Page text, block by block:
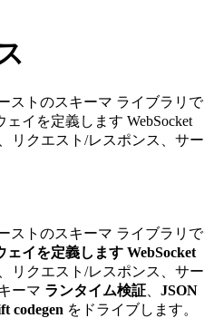
ストのスキーマ ライブラリで
イを定義します WebSocket
リクエスト/レスポンス、サー
ストのスキーマ ライブラリで
ェイを定義します WebSocket
リクエスト/レスポンス、サー
ーマ ランタイム検証
JSON
codegen をドライブします。